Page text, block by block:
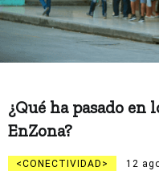
¿Qué ha pasado en
EnZona?
CONECTIVIDAD 12